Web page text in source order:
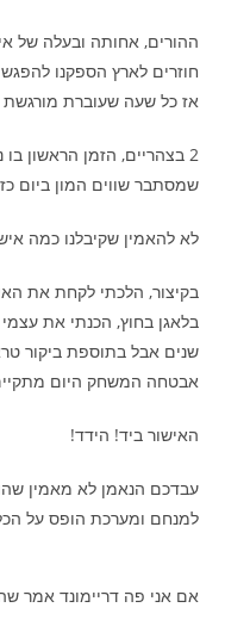
ההורים, אחותה ובעלה של
חוזרים לארץ הספקנו
אז כל שעה שעוברת מורגשת
2 בצהריים, הזמן הראשון
שמסתבר שווים המון ביום
לא להאמין שקיבלנו כמה
בקיצור, הלכתי לקחת את
שנים אבל בתוספת ביקור
אבטחה המשחק היום
האישור ביד! הידד!
עבדכם הנאמן לא מאמין
למנחם ומערכת הופס על
אם אני פה דריימונד אמר